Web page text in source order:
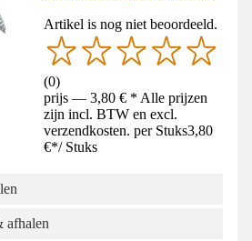
Artikel is nog niet beoordeeld.
(0)
prijs — 3,80 € * Alle prijzen
zijn incl. BTW en excl.
verzendkosten. per Stuks3,80
€*/ Stuks
afhalen